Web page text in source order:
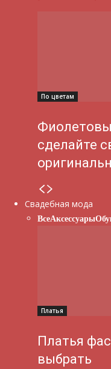
По цветам
сделайте
Свадебная мода
ВсеАксессуары
Платья
Платья
выбрать